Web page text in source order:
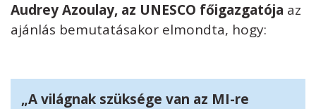
Audrey Azoulay, az UNESCO főigazgatója az
ajánlás bemutatásakor elmondta, hogy:
„A világnak szüksége van az MI-re